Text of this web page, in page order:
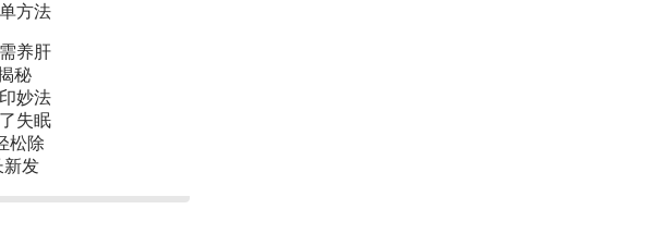
方法
养肝
秘
妙法
失眠
松除
新发